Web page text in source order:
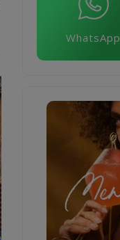
WhatsApp